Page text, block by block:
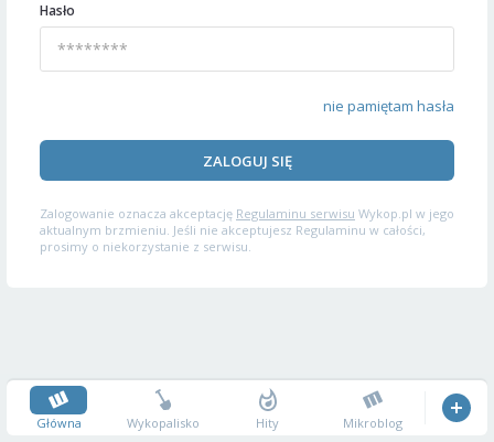
Hasło
nie pamiętam hasła
ZALOGUJ SIĘ
Zalogowanie oznacza akceptację Regulaminu serwisu Wykop.pl w jego
aktualnym brzmieniu. Jeśli nie akceptujesz Regulaminu w całości,
prosimy o niekorzystanie z serwisu.
Główna Wykopalisko Hity Mikroblog